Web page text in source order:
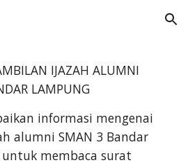
Skip to navigation
IJAZAH ALUMNI
LAMPUNG
informasi mengenai
alumni SMAN 3 Bandar
membaca surat